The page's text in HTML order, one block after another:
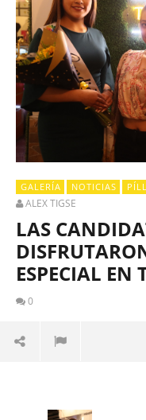
GALERÍA NOTICIAS
ALEX TIGSE
LAS
ESPECIAL EN
0